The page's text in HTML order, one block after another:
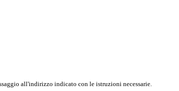
all'indirizzo indicato con le istruzioni necessarie.